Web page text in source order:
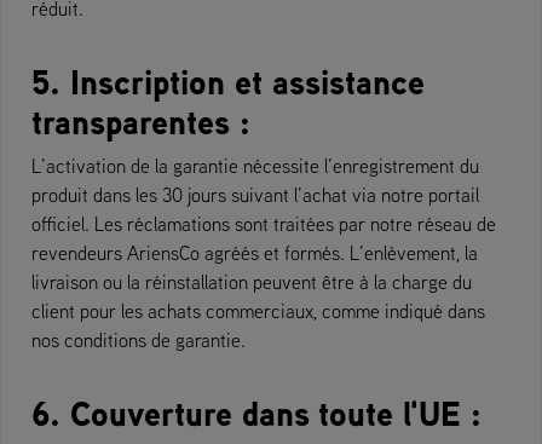
réduit.
5. Inscription et assistance
transparentes :
L’activation de la garantie nécessite l’enregistrement du
produit dans les 30 jours suivant l’achat via notre portail
officiel. Les réclamations sont traitées par notre réseau de
revendeurs AriensCo agréés et formés. L’enlèvement, la
livraison ou la réinstallation peuvent être à la charge du
client pour les achats commerciaux, comme indiqué dans
nos conditions de garantie.
6. Couverture dans toute l'UE :